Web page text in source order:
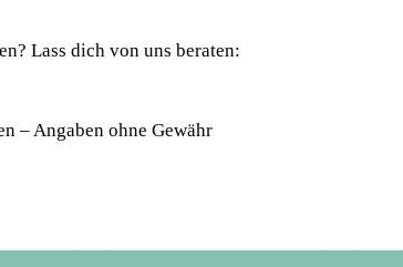
Lass dich von uns beraten:
– Angaben ohne Gewähr